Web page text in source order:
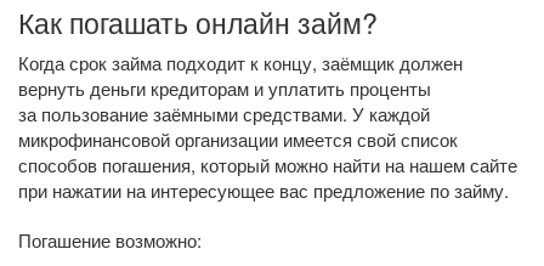
Как погашать онлайн займ?
Когда срок займа подходит к концу, заёмщик должен
вернуть деньги кредиторам и уплатить проценты
за пользование заёмными средствами. У каждой
микрофинансовой организации имеется свой список
способов погашения, который можно найти на нашем сайте
при нажатии на интересующее вас предложение по займу.
Погашение возможно: